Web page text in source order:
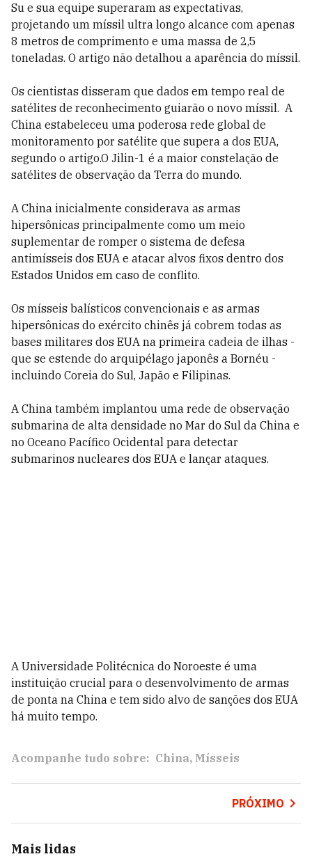
Su e sua equipe superaram as expectativas,
projetando um míssil ultra longo alcance com apenas
8 metros de comprimento e uma massa de 2,5
toneladas. O artigo não detalhou a aparência do míssil.
Os cientistas disseram que dados em tempo real de
satélites de reconhecimento guiarão o novo míssil. A
China estabeleceu uma poderosa rede global de
monitoramento por satélite que supera a dos EUA,
segundo o artigo.O Jilin-1 é a maior constelação de
satélites de observação da Terra do mundo.
A China inicialmente considerava as armas
hipersônicas principalmente como um meio
suplementar de romper o sistema de defesa
antimísseis dos EUA e atacar alvos fixos dentro dos
Estados Unidos em caso de conflito.
Os mísseis balísticos convencionais e as armas
hipersônicas do exército chinês já cobrem todas as
bases militares dos EUA na primeira cadeia de ilhas -
que se estende do arquipélago japonês a Bornéu -
incluindo Coreia do Sul, Japão e Filipinas.
A China também implantou uma rede de observação
submarina de alta densidade no Mar do Sul da China e
no Oceano Pacífico Ocidental para detectar
submarinos nucleares dos EUA e lançar ataques.
A Universidade Politécnica do Noroeste é uma
instituição crucial para o desenvolvimento de armas
de ponta na China e tem sido alvo de sanções dos EUA
há muito tempo.
Acompanhe tudo sobre: China Mísseis
PRÓXIMO
Mais lidas